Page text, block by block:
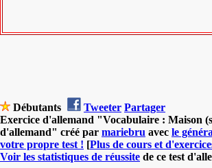
Débutants Tweeter Partager
Exercice d'allemand "Vocabulaire : Maison
d'allemand" créé par mariebru avec le
votre propre test ! [Plus de cours et
Voir les statistiques de réussite de ce test